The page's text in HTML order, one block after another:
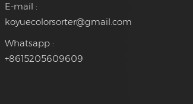
E-mail :
koyuecolorsorter@gmail.com
Whatsapp :
+8615205609609